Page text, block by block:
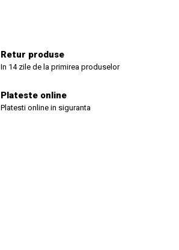
Retur produse
In 14 zile de la primirea produselor
Plateste online
Platesti online in siguranta